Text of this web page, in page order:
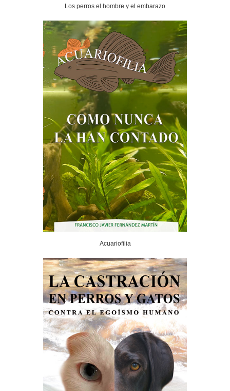
Los perros el hombre y el embarazo
Acuariofilia